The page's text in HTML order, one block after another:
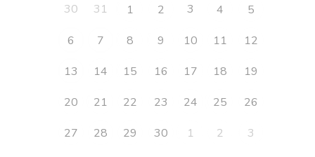
30 31 1 2 3 4
5
6
7 8 9 10 11
12
13
14 15 16 17 18
19
20
21 22 23 24 25
26
27
28 29 30 1 2 3